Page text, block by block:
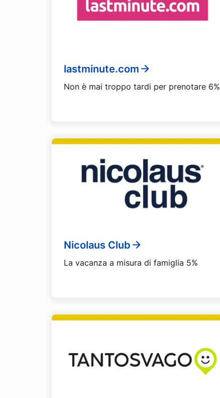
lastminute.com
Non è mai troppo tardi per prenotare 6%
Nicolaus Club
La vacanza a misura di famiglia 5%